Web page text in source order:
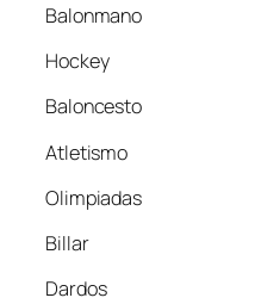
Balonmano
Hockey
Baloncesto
Atletismo
Olimpiadas
Billar
Dardos